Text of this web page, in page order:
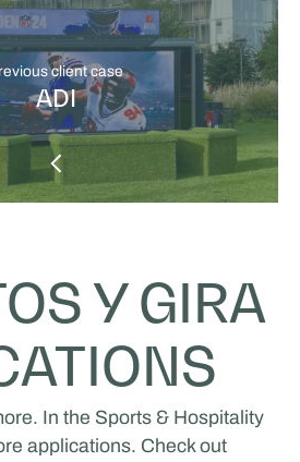
client case
ADI
Y GIRA
In the Sports & Hospitality
applications. Check out